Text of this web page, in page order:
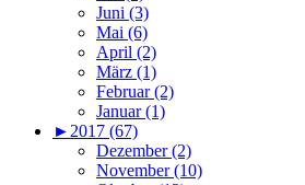
Juni (3)
Mai (6)
April (2)
März (1)
Februar (2)
Januar (1)
►2017 (67)
Dezember (2)
November (10)